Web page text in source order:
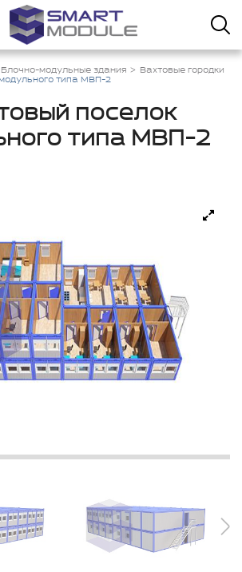
Блочно-модульные здания
Вахтовые городки
типа МВП-2
поселок
типа МВП-2